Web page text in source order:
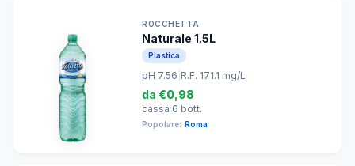
ROCCHETTA
Naturale 1.5L
Plastica
pH 7.56 R.F. 171.1 mg/L
da €0,98
cassa 6 bott.
Popolare: Roma